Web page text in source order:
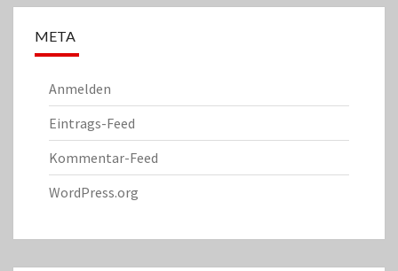
META
Anmelden
Eintrags-Feed
Kommentar-Feed
WordPress.org